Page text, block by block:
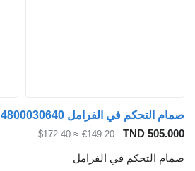
TND
€149.20
≈ $172.40
التحكم في الفرامل